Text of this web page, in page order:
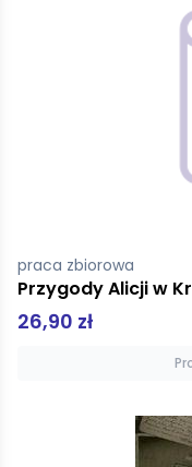
praca zbiorowa
26,90 zł